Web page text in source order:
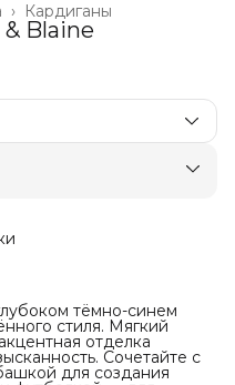
Кардиганы
›
Blaine
тёмно-синем
стиля. Мягкий
отделка
Сочетайте с
для создания